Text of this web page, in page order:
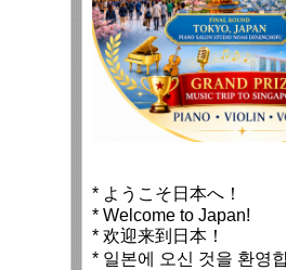
* ようこそ日本へ！
* Welcome to Japan!
* 欢迎来到日本！
* 일본에 오신 것을 환영